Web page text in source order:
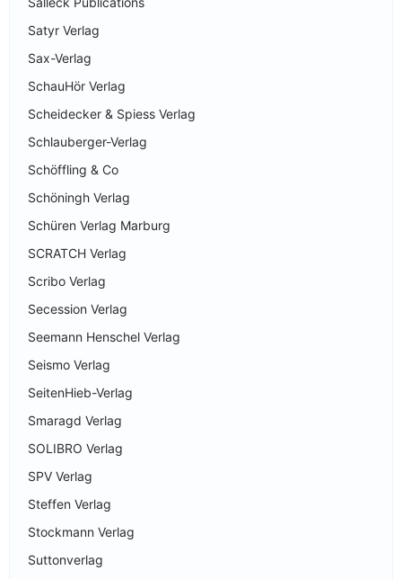
Satyr Verlag
Sax-Verlag
SchauHör Verlag
Scheidecker & Spiess Verlag
Schlauberger-Verlag
Schöffling & Co
Schöningh Verlag
Schüren Verlag Marburg
SCRATCH Verlag
Scribo Verlag
Secession Verlag
Seemann Henschel Verlag
Seismo Verlag
SeitenHieb-Verlag
Smaragd Verlag
SOLIBRO Verlag
SPV Verlag
Steffen Verlag
Stockmann Verlag
Suttonverlag